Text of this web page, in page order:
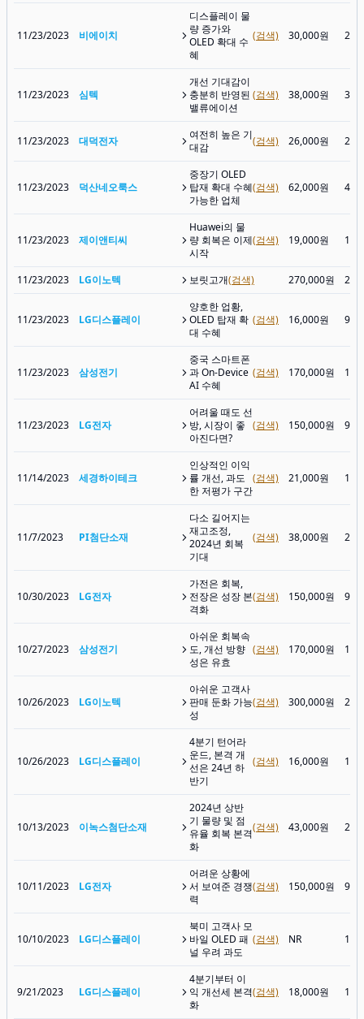
11/23/2023 비에이치
디스플레이 물
량 증가와
OLED 확대 수
혜
(검색) 30,000원
11/23/2023 심텍
개선 기대감이
충분히 반영된
밸류에이션
(검색) 38,000원
11/23/2023 대덕전자
여전히 높은 기
대감
(검색) 26,000원
11/23/2023 덕산네오룩스
중장기 OLED
탑재 확대 수혜
가능한 업체
(검색) 62,000원
11/23/2023 제이앤티씨
Huawei의 물
량 회복은 이제
시작
(검색) 19,000원
11/23/2023 LG이노텍 보릿고개(검색) 270,000원
11/23/2023 LG디스플레이
양호한 업황,
OLED 탑재 확
대 수혜
(검색) 16,000원
11/23/2023 삼성전기
중국 스마트폰
과 On-Device
AI 수혜
(검색) 170,000원
11/23/2023 LG전자
어려울 때도 선
방, 시장이 좋
아진다면?
(검색) 150,000원
11/14/2023 세경하이테크
인상적인 이익
률 개선, 과도
한 저평가 구간
(검색) 21,000원
11/7/2023 PI첨단소재
다소 길어지는
재고조정,
2024년 회복
기대
(검색) 38,000원
10/30/2023 LG전자
가전은 회복,
전장은 성장 본
격화
(검색) 150,000원
10/27/2023 삼성전기
아쉬운 회복속
도, 개선 방향
성은 유효
(검색) 170,000원
10/26/2023 LG이노텍
아쉬운 고객사
판매 둔화 가능
성
(검색) 300,000원
10/26/2023 LG디스플레이
4분기 턴어라
운드, 본격 개
선은 24년 하
반기
(검색) 16,000원
10/13/2023 이녹스첨단소재
2024년 상반
기 물량 및 점
유율 회복 본격
화
(검색) 43,000원
10/11/2023 LG전자
어려운 상황에
서 보여준 경쟁
력
(검색) 150,000원
10/10/2023 LG디스플레이
북미 고객사 모
바일 OLED 패
널 우려 과도
(검색) NR
9/21/2023 LG디스플레이
4분기부터 이
익 개선세 본격
화
(검색) 18,000원